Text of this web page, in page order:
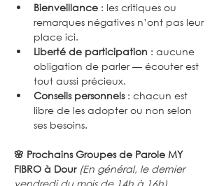
Bienveillance : les critiques ou
remarques négatives n’ont pas leur
place ici.
Liberté de participation : aucune
obligation de parler — écouter est
tout aussi précieux.
Conseils personnels : chacun est
libre de les adopter ou non selon
ses besoins.
🌸 Prochains Groupes de Parole MY
FIBRO à Dour (En général, le dernier